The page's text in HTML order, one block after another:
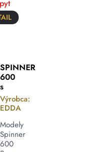
SPINNER
600
s
Výrobca:
EDDA
Modely
Spinner
600